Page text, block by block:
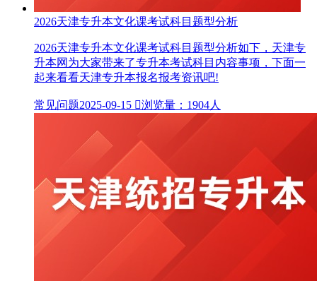
2026天津专升本文化课考试科目题型分析
2026天津专升本文化课考试科目题型分析如下，天津专
升本网为大家带来了专升本考试科目内容事项，下面一
起来看看天津专升本报名报考资讯吧!
常见问题2025-09-15 浏览量：1904人